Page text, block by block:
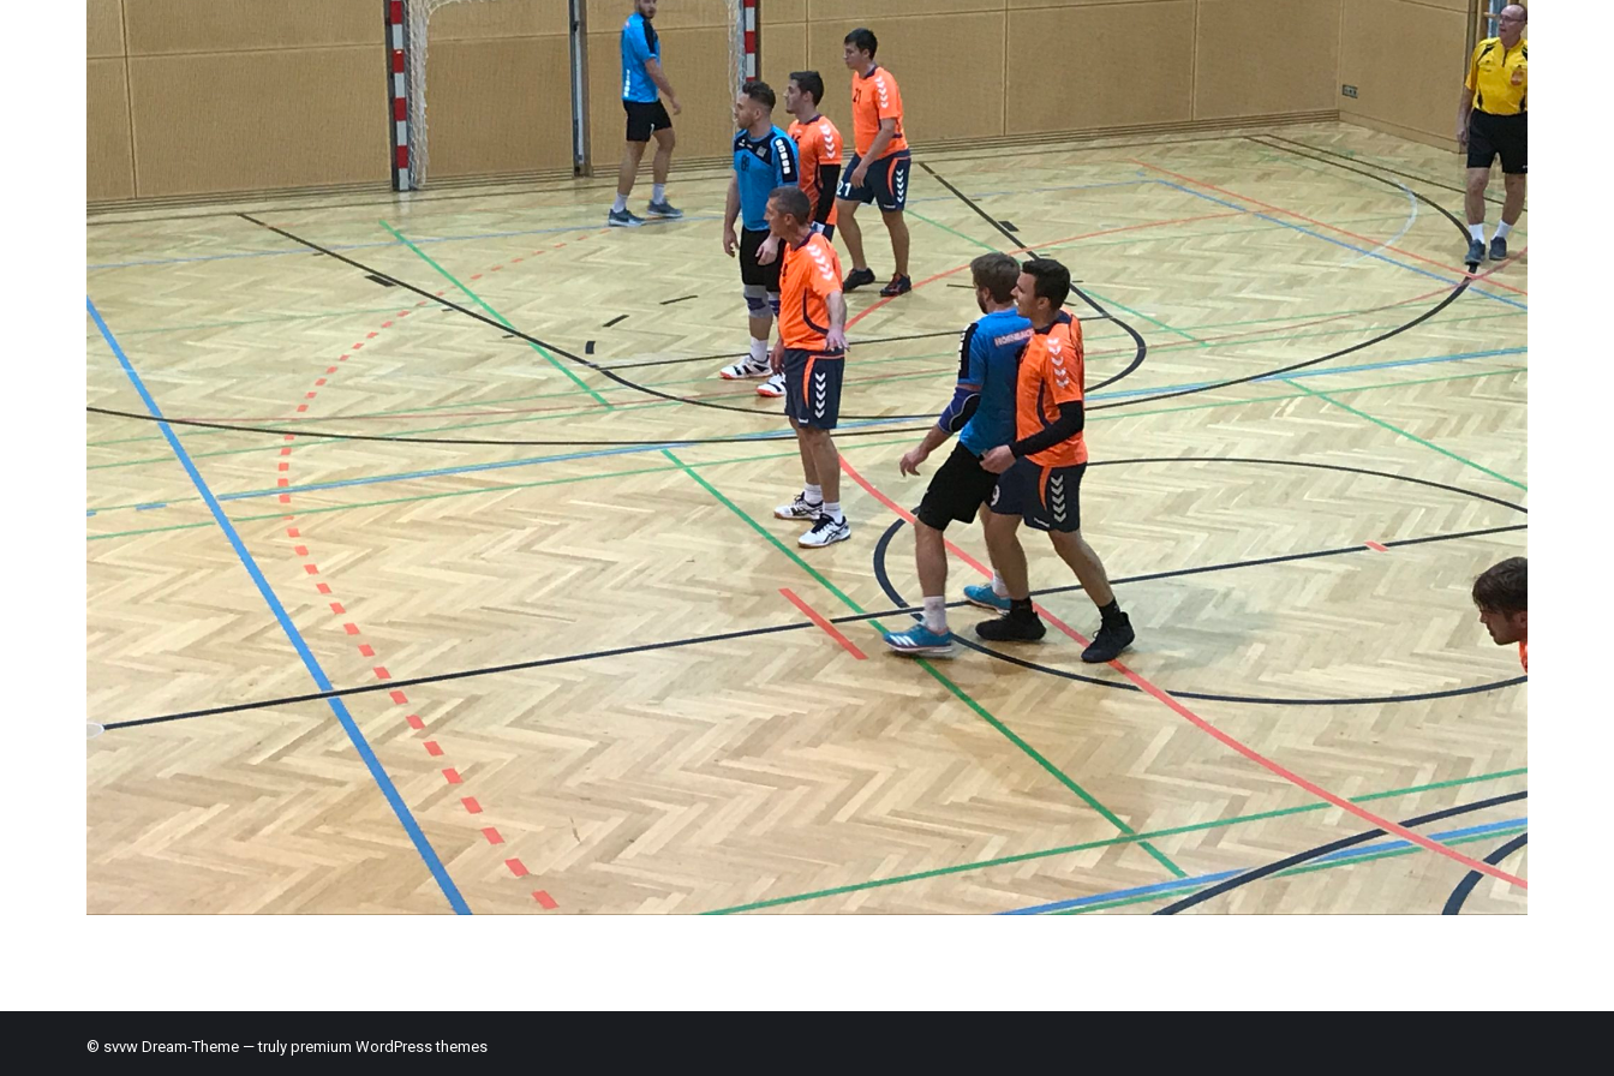
© svvw Dream-Theme — truly premium WordPress themes